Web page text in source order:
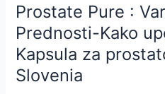
Prostate Pure :
Prednosti-Kako
Kapsula za
Slovenia